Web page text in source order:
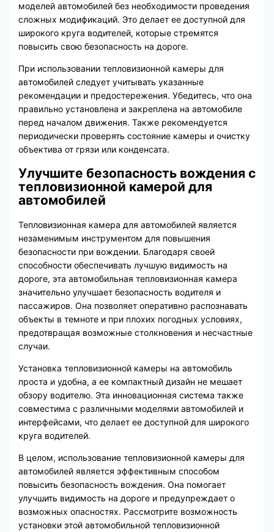
моделей автомобилей без необходимости проведения
сложных модификаций. Это делает ее доступной для
широкого круга водителей, которые стремятся
повысить свою безопасность на дороге.
При использовании тепловизионной камеры для
автомобилей следует учитывать указанные
рекомендации и предостережения. Убедитесь, что она
правильно установлена и закреплена на автомобиле
перед началом движения. Также рекомендуется
периодически проверять состояние камеры и очистку
объектива от грязи или конденсата.
Улучшите безопасность вождения с
тепловизионной камерой для
автомобилей
Тепловизионная камера для автомобилей является
незаменимым инструментом для повышения
безопасности при вождении. Благодаря своей
способности обеспечивать лучшую видимость на
дороге, эта автомобильная тепловизионная камера
значительно улучшает безопасность водителя и
пассажиров. Она позволяет оперативно распознавать
объекты в темноте и при плохих погодных условиях,
предотвращая возможные столкновения и несчастные
случаи.
Установка тепловизионной камеры на автомобиль
проста и удобна, а ее компактный дизайн не мешает
обзору водителю. Эта инновационная система также
совместима с различными моделями автомобилей и
интерфейсами, что делает ее доступной для широкого
круга водителей.
В целом, использование тепловизионной камеры для
автомобилей является эффективным способом
повысить безопасность вождения. Она помогает
улучшить видимость на дороге и предупреждает о
возможных опасностях. Рассмотрите возможность
установки этой автомобильной тепловизионной